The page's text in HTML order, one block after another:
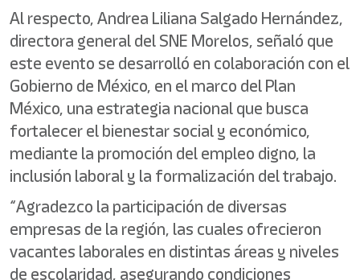
Al respecto, Andrea Liliana Salgado Hernández,
directora general del SNE Morelos, señaló que
este evento se desarrolló en colaboración con el
Gobierno de México, en el marco del Plan
México, una estrategia nacional que busca
fortalecer el bienestar social y económico,
mediante la promoción del empleo digno, la
inclusión laboral y la formalización del trabajo.
“Agradezco la participación de diversas
empresas de la región, las cuales ofrecieron
vacantes laborales en distintas áreas y niveles
de escolaridad, asegurando condiciones